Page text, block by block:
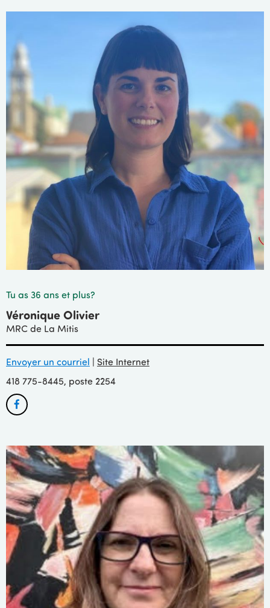
Tu as 36 ans et plus?
Véronique Olivier
MRC de La Mitis
Envoyer un courriel | Site Internet
418 775-8445, poste 2254
Facebook